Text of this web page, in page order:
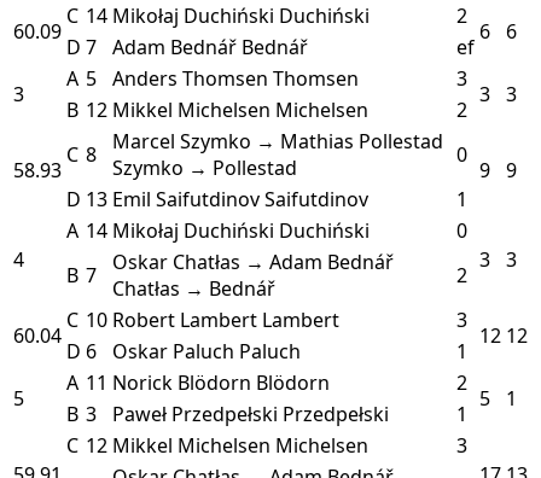
60.09
C 14 Mikołaj Duchiński Duchiński 2
6 6
D 7 Adam Bednář Bednář
ef
3
A 5 Anders Thomsen Thomsen 3
3 3
B 12 Mikkel Michelsen Michelsen 2
58.93
C 8
Marcel Szymko → Mathias Pollestad
Szymko → Pollestad
0
9 9
D 13 Emil SaifutdinovSaifutdinov 1
4
A 14 Mikołaj Duchiński Duchiński
0
3 3
B 7
Oskar Chatłas → Adam Bednář
Chatłas → Bednář
2
60.04
C 10 Robert Lambert Lambert 3
12 12
D 6 Oskar Paluch Paluch
1
5
A 11 Norick Blödorn Blödorn 2
5 1
B 3 Paweł Przedpełski Przedpełski 1
C 12 Mikkel Michelsen Michelsen
3